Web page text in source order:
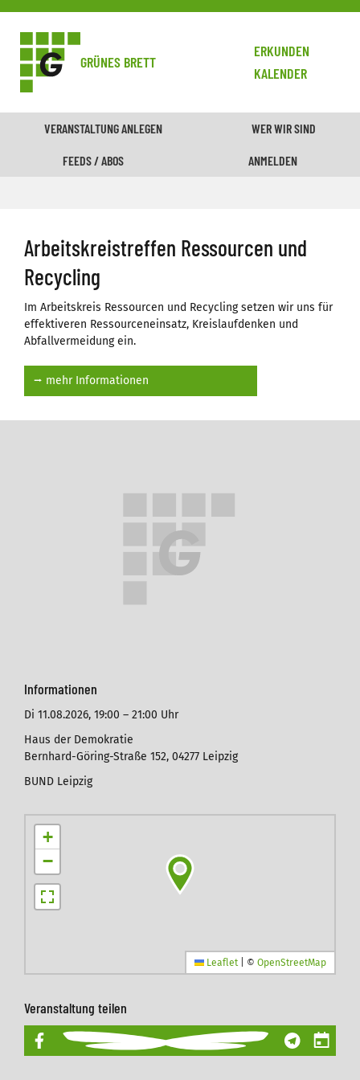
GRÜNES BRETT
ERKUNDEN
KALENDER
VERANSTALTUNG ANLEGEN WER WIR SIND
FEEDS / ABOS ANMELDEN
Informationen
Di 11.08.2026, 19:00 – 21:00 Uhr
Haus der Demokratie
Bernhard-Göring-Straße 152, 04277 Leipzig
BUND Leipzig
+
−
Leaflet © OpenStreetMap
Veranstaltung teilen
Arbeitskreistreffen Ressourcen und
Recycling
Im Arbeitskreis Ressourcen und Recycling setzen wir uns für
effektiveren Ressourceneinsatz, Kreislaufdenken und
Abfallvermeidung ein.
⭢ mehr Informationen